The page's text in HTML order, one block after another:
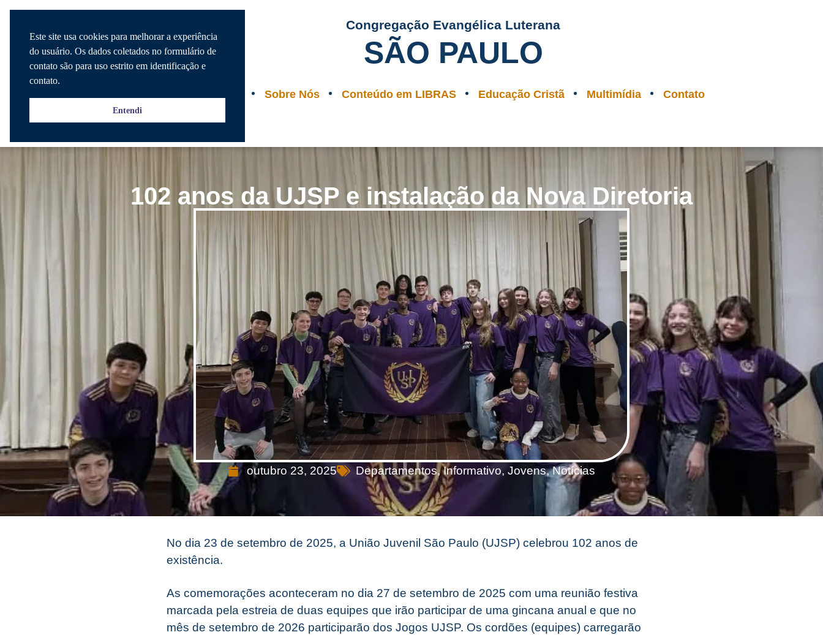
Congregação Evangélica Luterana
SÃO PAULO
Sobre Nós Conteúdo em LIBRAS Educação Cristã Multimídia Contato
102 anos da UJSP e instalação da Nova Diretoria
outubro 23, 2025 Departamentos,Informativo, Jovens,Notícias
No dia 23 de setembro de 2025, a União Juvenil São Paulo (UJSP) celebrou 102 anos de
existência.
As comemorações aconteceram no dia 27 de setembro de 2025 com uma reunião festiva
marcada pela estreia de duas equipes que irão participar de uma gincana anual e que no
mês de setembro de 2026 participarão dos Jogos UJSP. Os cordões (equipes) carregarão
Este site usa cookies para melhorar a experiência
do usuário. Os dados coletados no formulário de
contato são para uso estrito em identificação e
contato.
Entendi